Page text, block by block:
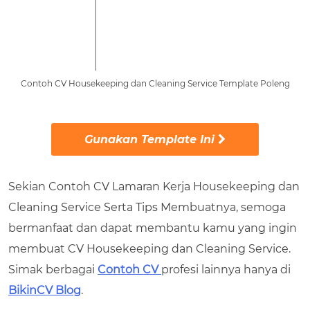
Contoh CV Housekeeping dan Cleaning Service Template Poleng
Gunakan Template Ini
Sekian Contoh CV Lamaran Kerja Housekeeping dan
Cleaning Service Serta Tips Membuatnya, semoga
bermanfaat dan dapat membantu kamu yang ingin
membuat CV Housekeeping dan Cleaning Service.
Simak berbagai Contoh CV profesi lainnya hanya di
BikinCV Blog.